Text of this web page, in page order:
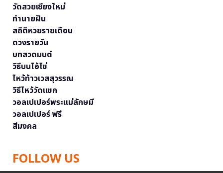
วัดสวยเชียงใหม่
ทำนายฝัน
สถิติหวยรายเดือน
ดวงรายวัน
บทสวดมนต์
วิธีบนไอ้ไข่
ไหว้ท้าวเวสสุวรรณ
วิธีไหว้วัดแขก
วอลเปเปอร์พระแม่ลักษมี
วอลเปเปอร์ ฟรี
สีมงคล
FOLLOW US